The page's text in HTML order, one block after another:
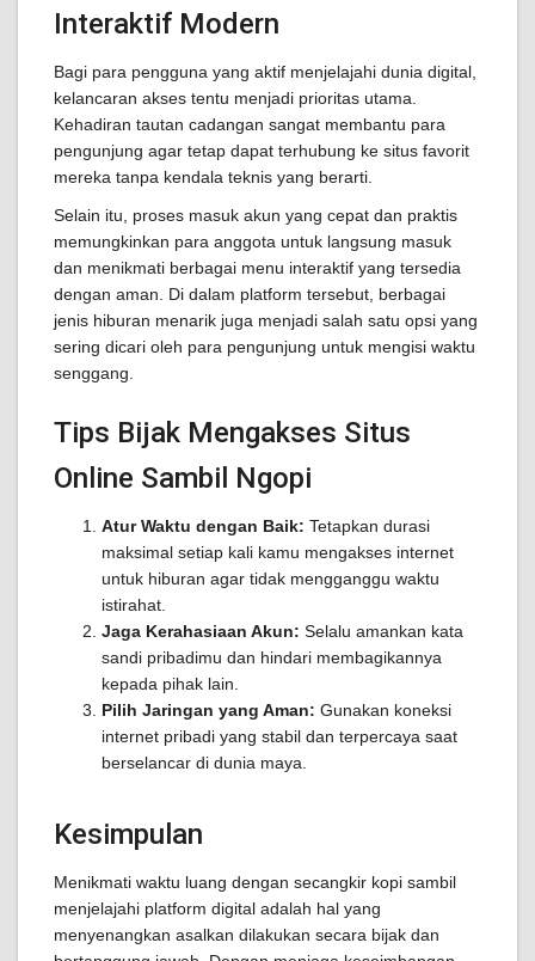
Interaktif Modern
Bagi para pengguna yang aktif menjelajahi dunia digital,
kelancaran akses tentu menjadi prioritas utama.
Kehadiran tautan cadangan sangat membantu para
pengunjung agar tetap dapat terhubung ke situs favorit
mereka tanpa kendala teknis yang berarti.
Selain itu, proses masuk akun yang cepat dan praktis
memungkinkan para anggota untuk langsung masuk
dan menikmati berbagai menu interaktif yang tersedia
dengan aman. Di dalam platform tersebut, berbagai
jenis hiburan menarik juga menjadi salah satu opsi yang
sering dicari oleh para pengunjung untuk mengisi waktu
senggang.
Tips Bijak Mengakses Situs
Online Sambil Ngopi
Atur Waktu dengan Baik: Tetapkan durasi
maksimal setiap kali kamu mengakses internet
untuk hiburan agar tidak mengganggu waktu
istirahat.
Jaga Kerahasiaan Akun: Selalu amankan kata
sandi pribadimu dan hindari membagikannya
kepada pihak lain.
Pilih Jaringan yang Aman: Gunakan koneksi
internet pribadi yang stabil dan terpercaya saat
berselancar di dunia maya.
Kesimpulan
Menikmati waktu luang dengan secangkir kopi sambil
menjelajahi platform digital adalah hal yang
menyenangkan asalkan dilakukan secara bijak dan